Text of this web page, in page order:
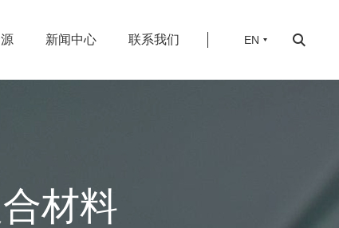
新闻中心 联系我们 EN
材料